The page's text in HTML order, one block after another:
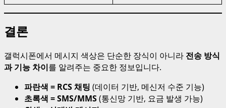
결론
갤럭시폰에서 메시지 색상은 단순한 장식이 아니라 전송 방식
과 기능 차이를 알려주는 중요한 정보입니다.
파란색 = RCS 채팅 (데이터 기반, 메신저 수준 기능)
초록색 = SMS/MMS(통신망 기반, 요금 발생 가능)